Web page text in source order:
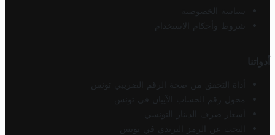
سياسة الخصوصية
شروط وأحكام الاستخدام
أدواتنا
أداة التحقق من صحة الرقم الضريبي تونس
محول رقم الحساب الآيبان في تونس
أسعار صرف الدينار التونسي
البحث عن الرمز البريدي في تونس